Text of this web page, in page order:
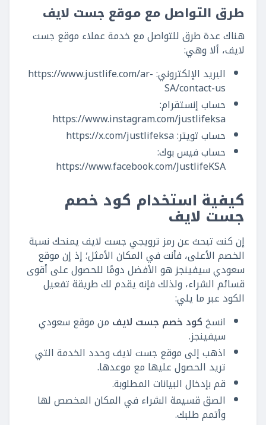
طرق التواصل مع موقع جست لايف
هناك عدة طرق للتواصل مع خدمة عملاء موقع جست
لايف، ألا وهي:
البريد الإلكتروني: https://www.justlife.com/ar-
SA/contact-us
حساب إنستقرام:
https://www.instagram.com/justlifeksa
حساب تويتر: https://x.com/justlifeksa
حساب فيس بوك:
https://www.facebook.com/JustlifeKSA
كيفية استخدام كود خصم
جست لايف
إن كنت تبحث عن رمز ترويجي جست لايف يمنحك نسبة
الخصم الأعلى، فأنت في المكان الأمثل؛ إذ إن موقع
سعودي سيفينجز هو الأفضل دومًا للحصول على أقوى
قسائم الشراء، ولذلك فإنه يقدم لك طريقة تفعيل
الكود عبر ما يلي:
انسخكود خصم جست لايف من موقع سعودي
سيفينجز.
اذهب إلى موقع جست لايف وحدد الخدمة التي
تريد الحصول عليها مع موعدها.
قم بإدخال البيانات المطلوبة.
الصق قسيمة الشراء في المكان المخصص لها
وأتمم طلبك.